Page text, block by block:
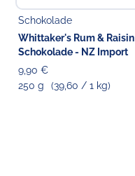
Schokolade
Whittaker's Rum & Raisin
Schokolade - NZ Import
9,90 €
250 g
(39,60 / 1 kg)